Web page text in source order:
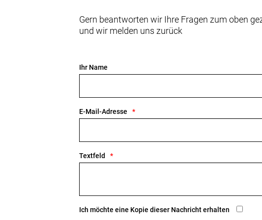
Rahmen: Frame: CARBON
Vorderradbremse: SRAM CenterLine X,
Max. Bremsscheibendu
Gern beantworten wir Ihre Fragen zum oben
und wir melden uns zurück
Ihr Name
E-Mail-Adresse
Textfeld
Ich möchte eine Kopie dieser Nachricht erhalten